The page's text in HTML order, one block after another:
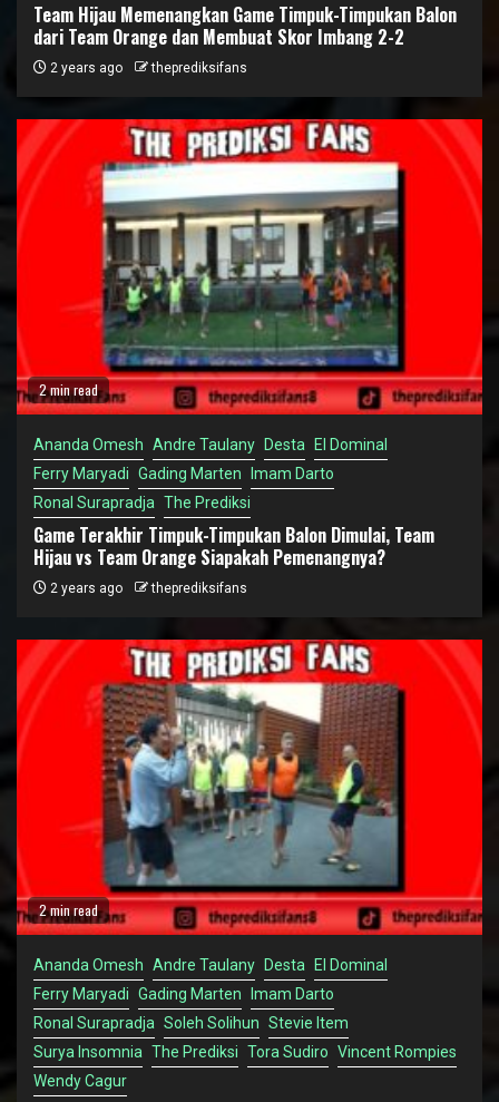
Team Hijau Memenangkan Game Timpuk-Timpukan Balon
dari Team Orange dan Membuat Skor Imbang 2-2
2 years ago theprediksifans
2 min read
Ananda Omesh Andre Taulany Desta
El Dominal
Ferry Maryadi Gading Marten
Imam Darto
Ronal Surapradja The Prediksi
Game Terakhir Timpuk-Timpukan Balon Dimulai, Team
Hijau vs Team Orange Siapakah Pemenangnya?
2 years ago theprediksifans
2 min read
Ananda Omesh Andre Taulany Desta
El Dominal
Ferry Maryadi Gading Marten
Imam Darto
Ronal Surapradja Soleh Solihun Stevie Item
Surya Insomnia The Prediksi Tora Sudiro Vincent Rompies
Wendy Cagur